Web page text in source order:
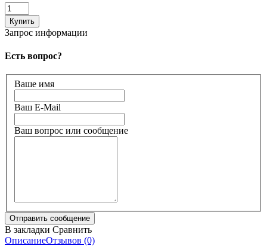
Запрос информации
Есть вопрос?
Ваше имя
Ваш E-Mail
Ваш вопрос или сообщение
В закладки Сравнить
ОписаниеОтзывов (0)